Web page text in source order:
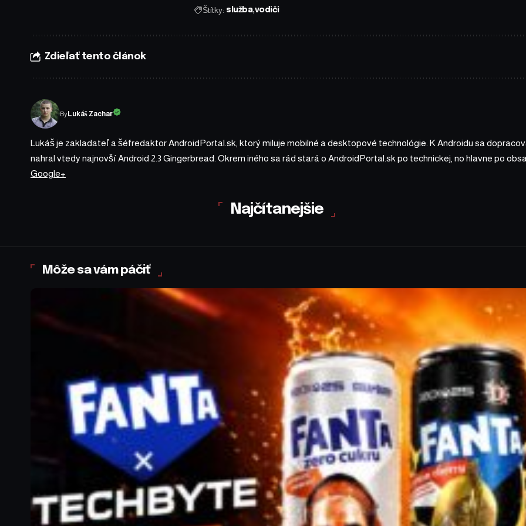
Štítky: služba vodiči
Zdieľať tento článok
ByLukáš Zachar
Lukáš je zakladateľ a šéfredaktor AndroidPortal.sk, ktorý miluje mobilné a desktopové technológie. K Androidu sa
nahral vtedy najnovší Android 2.3 Gingerbread. Okrem iného sa rád stará o AndroidPortal.sk po technickej, no hlavne po
Google+
Najčítanejšie
Môže sa vám páčiť